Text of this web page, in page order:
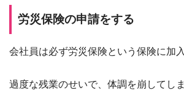
労災保険の申請をする
会社員は必ず労災保険という保険に加
過度な残業のせいで、体調を崩してし